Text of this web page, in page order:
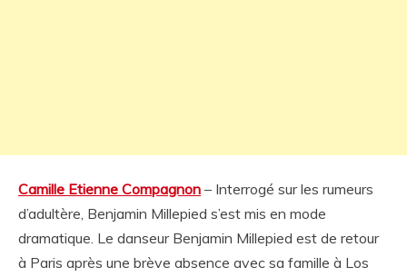
Camille Etienne Compagnon – Interrogé sur les rumeurs
d’adultère, Benjamin Millepied s’est mis en mode
dramatique. Le danseur Benjamin Millepied est de retour
à Paris après une brève absence avec sa famille à Los